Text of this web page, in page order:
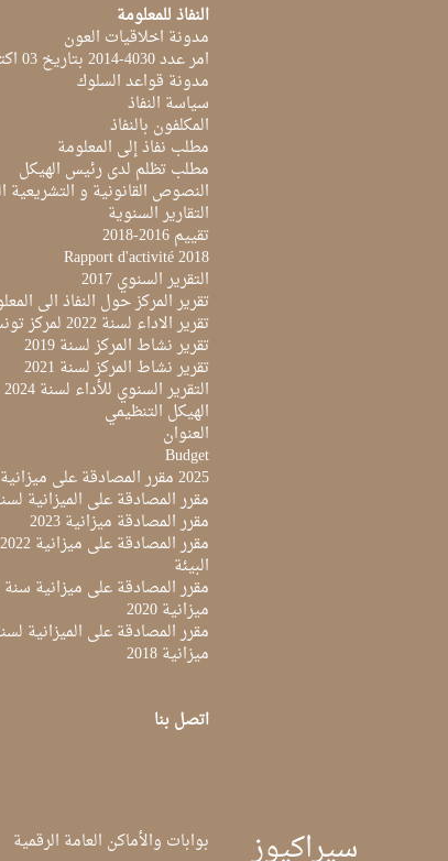
النفاذ للمعلومة
مدونة اخلاقيات العون
امر عدد 4030-2014 بتاريخ 03 اكتوبر 2014
مدونة قواعد السلوك
سياسة النفاذ
المكلفون بالنفاذ
مطلب نفاذ إلى المعلومة
مطلب تظلم لدى رئيس الهيكل
النصوص القانونية و التشريعية
التقارير السنوية
تقييم 2016-2018
Rapport d'activité 2018
التقرير السنوي 2017
تقرير المركز حول النفاذ الى المعلومة
تقرير الاداء لسنة 2022 لمركز تونس الدولي لتكنولوجيا البيئة
تقرير نشاط المركز لسنة 2019
تقرير نشاط المركز لسنة 2021
التقرير السنوي للأداء لسنة 2024
الهيكل التنظيمي
العنوان
Budget
2025 مقرر المصادقة على ميزانية
مقرر المصادقة على الميزانية لسنة
مقرر المصادقة ميزانية 2023
البيئة
مقرر المصادقة على ميزانية سنة 2021
ميزانية 2020
مقرر المصادقة على الميزانية لسنة
ميزانية 2018
اتصل بنا
سيراكيوز بوابات والأماكن العامة الرقمية